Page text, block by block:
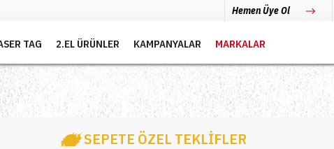
Hemen Üye Ol
TAG 2.EL ÜRÜNLER KAMPANYALAR MARKALAR
SEPETE ÖZEL TEKLİFLER